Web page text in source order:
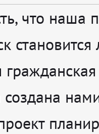
что наша
становится
создана